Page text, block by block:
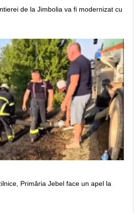
de la Jimbolia va fi modernizat cu
Primăria Jebel face un apel la